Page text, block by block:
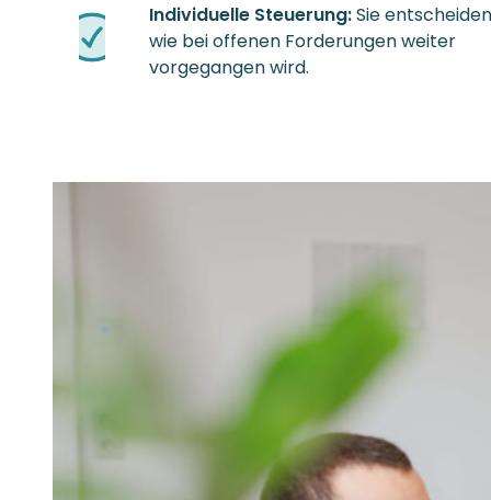
Individuelle Steuerung:Sie
wie bei offenen Forderungen weiter
vorgegangen wird.